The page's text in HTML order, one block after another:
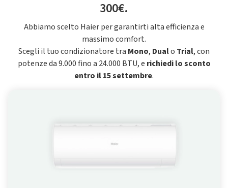
300€.
Abbiamo scelto Haier per garantirti alta efficienza e
massimo comfort.
Scegli il tuo condizionatore tra Mono, Dualo Trial, con
potenze da 9.000 fino a 24.000 BTU, e richiedi lo sconto
entro il 15 settembre.